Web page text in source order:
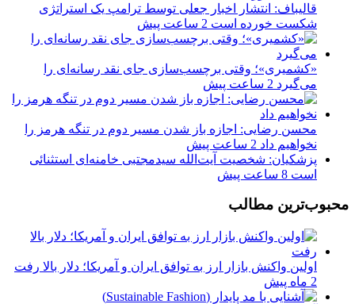
قالیباف: انتشار اخبار جعلی توسط ترامپ یک استراتژی
شکست خورده است 2 ساعت پیش
«کشمیری»؛ وقتی برچسب‌سازی جای نقد رسانه‌ای را
می‌گیرد 2 ساعت پیش
محسن رضایی: اجازه باز شدن مسیر دوم در تنگه هرمز را
نخواهیم داد 2 ساعت پیش
پزشکیان: شخصیت آیت‌الله سیدمجتبی خامنه‌ای استثنائی
است 8 ساعت پیش
محبوب‌ترین مطالب
اولین واکنش بازار ارز به توافق ایران و آمریکا؛ دلار بالا رفت
2 ماه پیش